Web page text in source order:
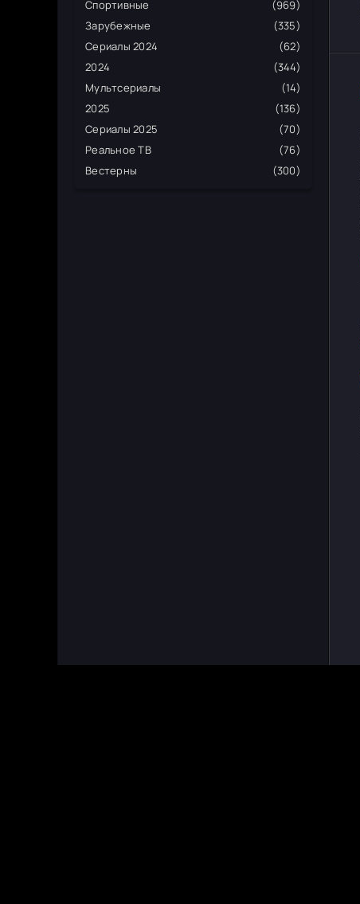
Спортивные
(969)
Зарубежные
(335)
Сериалы 2024
(62)
2024
(344)
Мультсериалы
(14)
2025
(136)
Сериалы 2025
(70)
Реальное ТВ
(76)
Вестерны
(300)